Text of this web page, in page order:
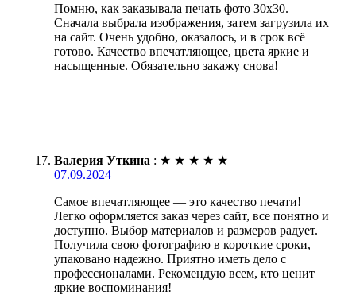
Помню, как заказывала печать фото 30х30.
Сначала выбрала изображения, затем загрузила их
на сайт. Очень удобно, оказалось, и в срок всё
готово. Качество впечатляющее, цвета яркие и
насыщенные. Обязательно закажу снова!
Валерия Уткина : ★ ★ ★ ★ ★
07.09.2024
Самое впечатляющее — это качество печати!
Легко оформляется заказ через сайт, все понятно и
доступно. Выбор материалов и размеров радует.
Получила свою фотографию в короткие сроки,
упаковано надежно. Приятно иметь дело с
профессионалами. Рекомендую всем, кто ценит
яркие воспоминания!